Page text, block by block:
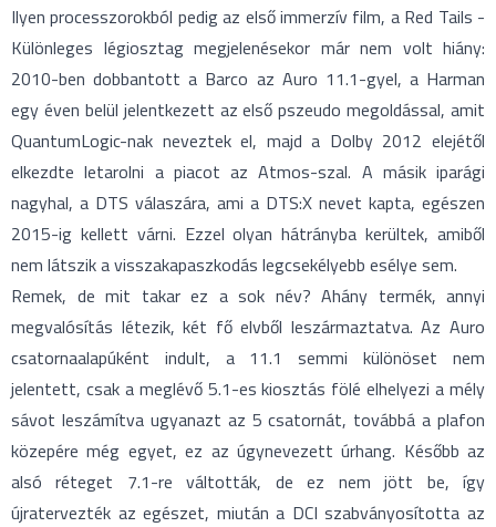
Ilyen processzorokból pedig az első immerzív film, a Red Tails -
Különleges légiosztag megjelenésekor már nem volt hiány:
2010-ben dobbantott a Barco az Auro 11.1-gyel, a Harman
egy éven belül jelentkezett az első pszeudo megoldással, amit
QuantumLogic-nak neveztek el, majd a Dolby 2012 elejétől
elkezdte letarolni a piacot az Atmos-szal. A másik iparági
nagyhal, a DTS válaszára, ami a DTS:X nevet kapta, egészen
2015-ig kellett várni. Ezzel olyan hátrányba kerültek, amiből
nem látszik a visszakapaszkodás legcsekélyebb esélye sem.
Remek, de mit takar ez a sok név? Ahány termék, annyi
megvalósítás létezik, két fő elvből leszármaztatva. Az Auro
csatornaalapúként indult, a 11.1 semmi különöset nem
jelentett, csak a meglévő 5.1-es kiosztás fölé elhelyezi a mély
sávot leszámítva ugyanazt az 5 csatornát, továbbá a plafon
közepére még egyet, ez az úgynevezett úrhang. Később az
alsó réteget 7.1-re váltották, de ez nem jött be, így
újratervezték az egészet, miután a DCI szabványosította az